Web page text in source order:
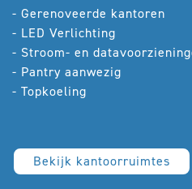
- Gerenoveerde kantoren
- LED Verlichting
- Stroom- en
- Pantry aanwezig
- Topkoeling
Bekijk kantoorruimtes